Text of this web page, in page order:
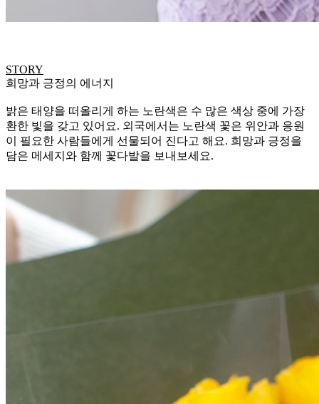
STORY
희망과 긍정의 에너지
밝은 태양을 떠올리게 하는 노란색은 수 많은 색상 중에 가장
환한 빛을 갖고 있어요. 외국에서는 노란색 꽃은 위안과 응원
이 필요한 사람들에게 선물되어 진다고 해요. 희망과 긍정을
담은 메세지와 함께 꽃다발을 보내보세요.